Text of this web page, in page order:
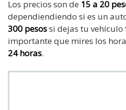
Los precios son de 15 a 20
dependiendiendo si es un
300 pesossi dejas tu vehículo
importante que mires los
24 horas.